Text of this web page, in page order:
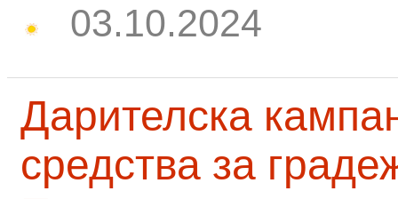
03.10.2024
Дарителска
средства за